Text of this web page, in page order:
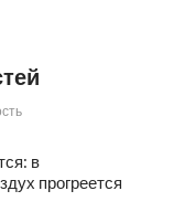
в
прогреется